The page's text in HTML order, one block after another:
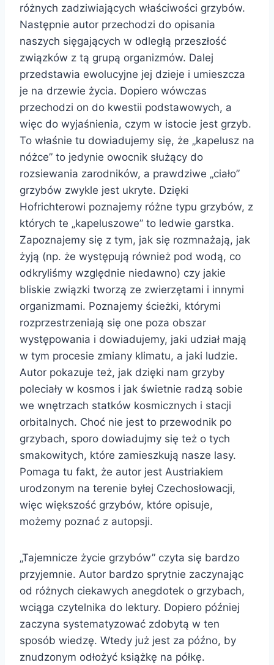
różnych zadziwiających właściwości grzybów.
Następnie autor przechodzi do opisania
naszych sięgających w odległą przeszłość
związków z tą grupą organizmów. Dalej
przedstawia ewolucyjne jej dzieje i umieszcza
je na drzewie życia. Dopiero wówczas
przechodzi on do kwestii podstawowych, a
więc do wyjaśnienia, czym w istocie jest grzyb.
To właśnie tu dowiadujemy się, że „kapelusz na
nóżce” to jedynie owocnik służący do
rozsiewania zarodników, a prawdziwe „ciało”
grzybów zwykle jest ukryte. Dzięki
Hofrichterowi poznajemy różne typu grzybów, z
których te „kapeluszowe” to ledwie garstka.
Zapoznajemy się z tym, jak się rozmnażają, jak
żyją (np. że występują również pod wodą, co
odkryliśmy względnie niedawno) czy jakie
bliskie związki tworzą ze zwierzętami i innymi
organizmami. Poznajemy ścieżki, którymi
rozprzestrzeniają się one poza obszar
występowania i dowiadujemy, jaki udział mają
w tym procesie zmiany klimatu, a jaki ludzie.
Autor pokazuje też, jak dzięki nam grzyby
poleciały w kosmos i jak świetnie radzą sobie
we wnętrzach statków kosmicznych i stacji
orbitalnych. Choć nie jest to przewodnik po
grzybach, sporo dowiadujmy się też o tych
smakowitych, które zamieszkują nasze lasy.
Pomaga tu fakt, że autor jest Austriakiem
urodzonym na terenie byłej Czechosłowacji,
więc większość grzybów, które opisuje,
możemy poznać z autopsji.
„Tajemnicze życie grzybów” czyta się bardzo
przyjemnie. Autor bardzo sprytnie zaczynając
od różnych ciekawych anegdotek o grzybach,
wciąga czytelnika do lektury. Dopiero później
zaczyna systematyzować zdobytą w ten
sposób wiedzę. Wtedy już jest za późno, by
znudzonym odłożyć książkę na półkę.